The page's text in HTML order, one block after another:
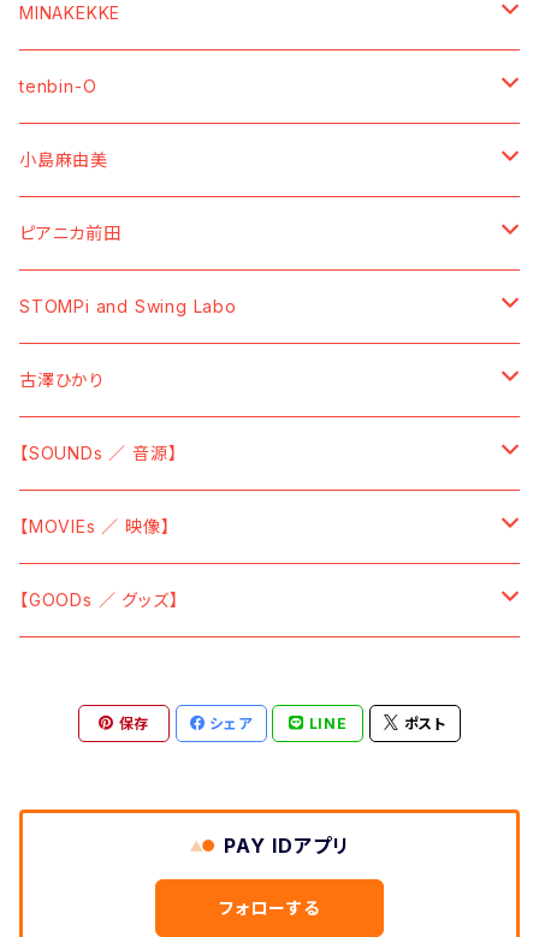
【SOUNDs ／ 音源】
【Vinyl】
【CD】
【MOVIEs ／ 映像】
【DVD】
【Blu-ray】
【GOODs ／ グッズ】
【TーShirt ／ Tシャツ】
【SWEAT ／ トレーナー】
【LENS CLOTH ／ メガネ拭き】
【TOWEL ／ タオル・手ぬぐい】
【MASK CASE ／ マスクケース】
MINAKEKKE
【SOUNDs ／ 音源】
【CDーR】
【7" Vinyl】
【GOODs ／ グッズ】
【TーShirt ／ Tシャツ】
【BAG／バッグ】
tenbin-O
【SOUNDs ／ 音源】
【Cassette Tape】
【GOODs ／ グッズ】
小島麻由美
【SOUNDs ／ 音源】
【Vinyl】
【CD】
【MOVIEs ／ 映像】
【DVD】
【GOODs ／ グッズ】
【TーShirt ／ Tシャツ】
【Sticky ／ 付箋】
ピアニカ前田
【SOUNDs ／ 音源】
【CD】
【Vinyl】
STOMPi and Swing Labo
【SOUNDs ／ 音源】
古澤ひかり
【SOUNDs ／ 音源】
【CD】
【SOUNDs ／ 音源】
【Vinyl】
【CD】
【MOVIEs ／ 映像】
【DVD】
【GOODs ／ グッズ】
【SWEAT ／ トレーナー】
【HOODIE ／ パーカー】
【SOCKS ／ 靴下】
保存 シェア LINE ポスト
PAY IDアプリ
フォローする